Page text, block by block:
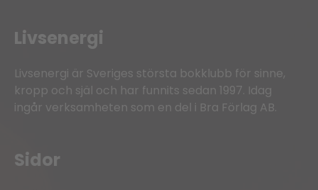
Livsenergi
Livsenergi är Sveriges största bokklubb för sinne,
kropp och själ och har funnits sedan 1997. Idag
ingår verksamheten som en del i Bra Förlag AB.
Sidor